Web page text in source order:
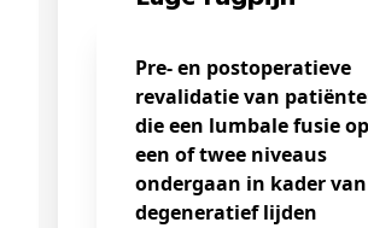
Pre- en postoperatieve
revalidatie van
die een lumbalefusie op
een of twee niveaus
ondergaan in kader van
degeneratieflijden